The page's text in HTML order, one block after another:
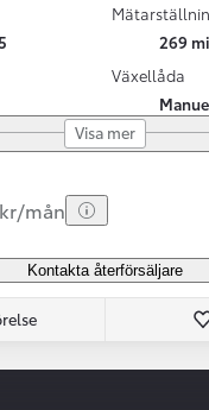
269
Växellåda
Visa mer
mån
Kontakta återförsäljare